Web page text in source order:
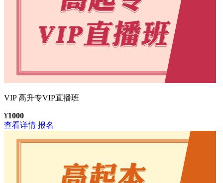
VIP高升专VIP直播班
¥1000
查看详情 报名